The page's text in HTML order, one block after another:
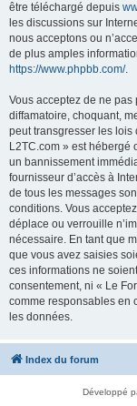
être téléchargé depuis
les discussions sur
nous acceptons ou
de plus amples
https://www.phpbb.com/.
Vous acceptez de ne
diffamatoire, choquant,
peut transgresser les lois
L2TC.com » est hébergé
un bannissement
fournisseur d’accès à
de tous les messages
conditions. Vous
déplace ou verrouille
nécessaire. En tant que
que vous avez saisies
ces informations ne
consentement, ni « Le
comme responsables en
les données.
Index du forum
Développé